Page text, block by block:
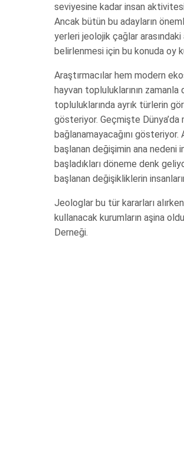
seviyesine kadar insan
Ancak bütün bu adayların
yerleri jeolojik çağlar
belirlenmesi için bu konuda oy
Araştırmacılar hem modern
hayvan topluluklarının
topluluklarında ayrık türlerin
gösteriyor. Geçmişte
bağlanamayacağını
başlanan değişimin ana nedeni
başladıkları döneme denk
başlanan değişikliklerin
Jeologlar bu tür kararları
kullanacak kurumların aşina
Derneği.